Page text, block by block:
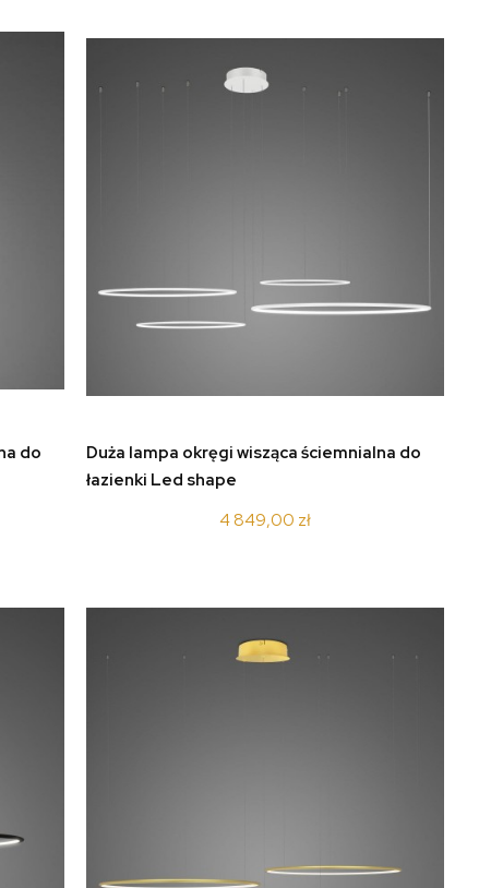
do
do koszyka
Duża lampa okręgi wisząca ściemnialna do
łazienki Led shape
4 849,00 zł